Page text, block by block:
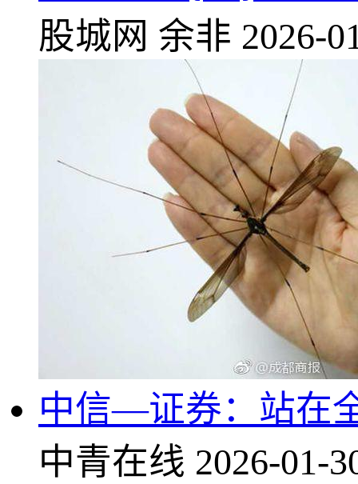
股城网 余非 2026-
中信—证券：站在
中青在线 2026-01-